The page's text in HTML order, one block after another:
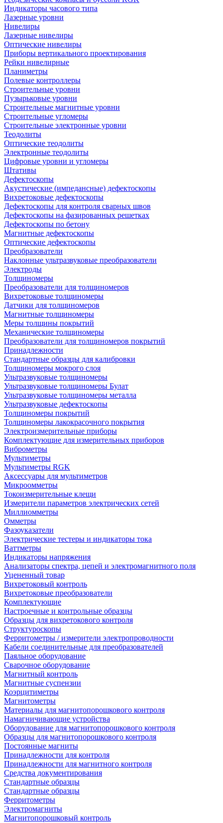
Индикаторы часового типа
Лазерные уровни
Нивелиры
Лазерные нивелиры
Оптические нивелиры
Приборы вертикального проектирования
Рейки нивелирные
Планиметры
Полевые контроллеры
Строительные уровни
Пузырьковые уровни
Строительные магнитные уровни
Строительные угломеры
Строительные электронные уровни
Теодолиты
Оптические теодолиты
Электронные теодолиты
Цифровые уровни и угломеры
Штативы
Дефектоскопы
Акустические (импедансные) дефектоскопы
Вихретоковые дефектоскопы
Дефектоскопы для контроля сварных швов
Дефектоскопы на фазированных решетках
Дефектоскопы по бетону
Магнитные дефектоскопы
Оптические дефектоскопы
Преобразователи
Наклонные ультразвуковые преобразователи
Электроды
Толщиномеры
Преобразователи для толщиномеров
Вихретоковые толщиномеры
Датчики для толщиномеров
Магнитные толщиномеры
Меры толщины покрытий
Механические толщиномеры
Преобразователи для толщиномеров покрытий
Принадлежности
Стандартные образцы для калибровки
Толщиномеры мокрого слоя
Ультразвуковые толщиномеры
Ультразвуковые толщиномеры Булат
Ультразвуковые толщиномеры металла
Ультразвуковые дефектоскопы
Толщиномеры покрытий
Толщиномеры лакокрасочного покрытия
Электроизмерительные приборы
Комплектующие для измерительных приборов
Виброметры
Мультиметры
Мультиметры RGK
Аксессуары для мультиметров
Микроомметры
Токоизмерительные клещи
Измерители параметров электрических сетей
Миллиомметры
Омметры
Фазоуказатели
Электрические тестеры и индикаторы тока
Ваттметры
Индикаторы напряжения
Анализаторы спектра, цепей и электромагнитного поля
Уцененный товар
Вихретоковый контроль
Вихретоковые преобразователи
Комплектующие
Настроечные и контрольные образцы
Образцы для вихретокового контроля
Структуроскопы
Ферритометры / измерители электропроводности
Кабели соединительные для преобразователей
Паяльное оборудование
Сварочное оборудование
Магнитный контроль
Магнитные суспензии
Коэрцитиметры
Магнитометры
Материалы для магнитопорошкового контроля
Намагничивающие устройства
Оборудование для магнитопорошкового контроля
Образцы для магнитопорошкового контроля
Постоянные магниты
Принадлежности для контроля
Принадлежности для магнитного контроля
Средства документирования
Стандартные образцы
Стандартные образцы
Ферритометры
Электромагниты
Магнитопорошковый контроль